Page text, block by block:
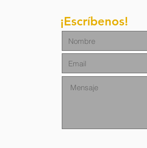
junho de
¡Escríbenos!